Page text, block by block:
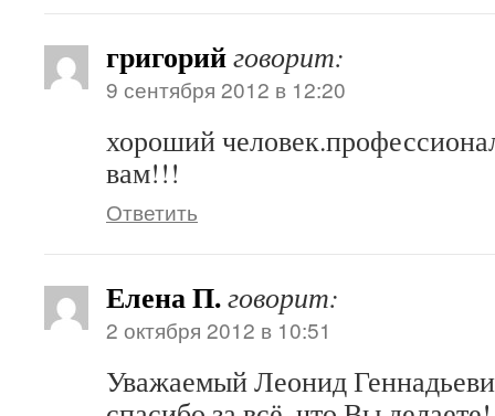
григорийговорит:
9 сентября 2012 в 12:20
хороший
вам!!!
Ответить
Елена П.говорит:
2 октября 2012 в 10:51
Уважаемый Леонид